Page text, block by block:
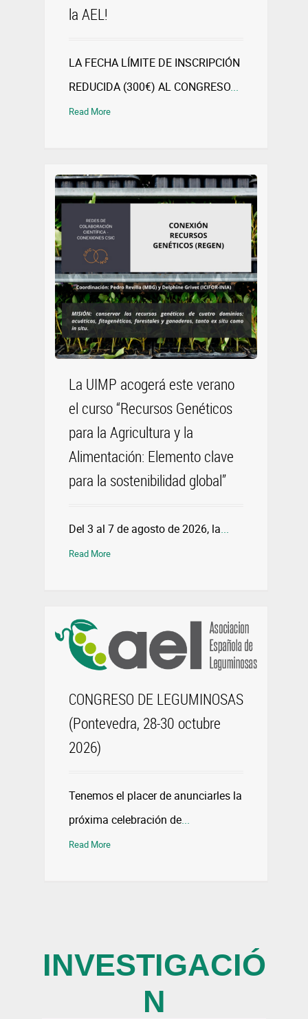
la AEL!
LA FECHA LÍMITE DE INSCRIPCIÓN
REDUCIDA (300€) AL CONGRESO...
Read More
La UIMP acogerá este verano
el curso “Recursos Genéticos
para la Agricultura y la
Alimentación: Elemento clave
para la sostenibilidad global”
Del 3 al 7 de agosto de 2026, la...
Read More
CONGRESO DE LEGUMINOSAS
(Pontevedra, 28-30 octubre
2026)
Tenemos el placer de anunciarles la
próxima celebración de...
Read More
INVESTIGACIÓ
N